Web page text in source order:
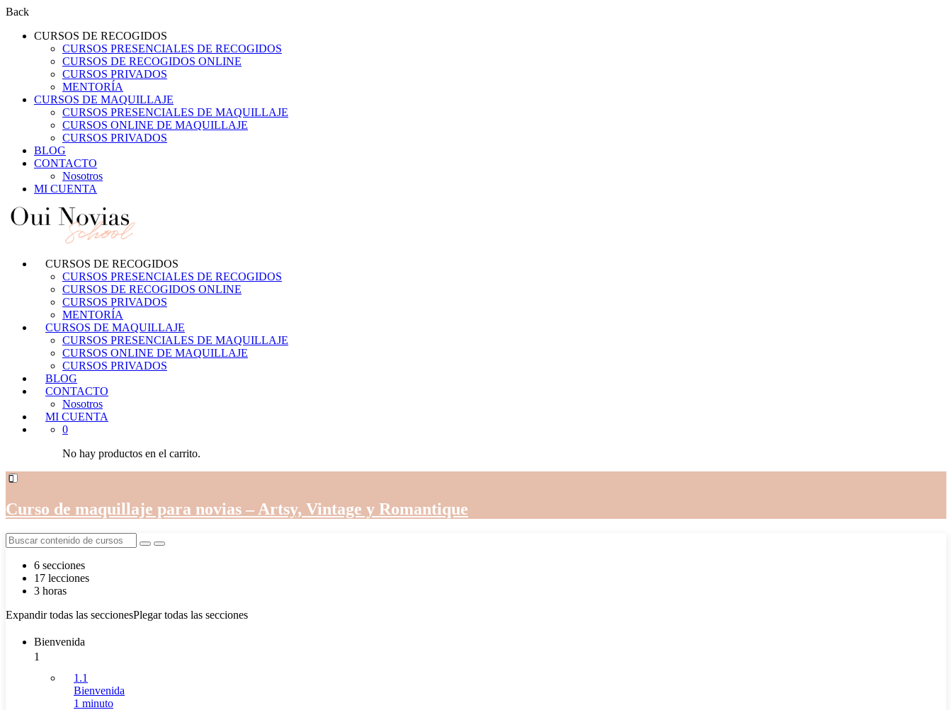
Back
CURSOS DE RECOGIDOS
CURSOS PRESENCIALES DE RECOGIDOS
CURSOS DE RECOGIDOS ONLINE
CURSOS PRIVADOS
MENTORÍA
CURSOS DE MAQUILLAJE
CURSOS PRESENCIALES DE MAQUILLAJE
CURSOS ONLINE DE MAQUILLAJE
CURSOS PRIVADOS
BLOG
CONTACTO
Nosotros
MI CUENTA
CURSOS DE RECOGIDOS
CURSOS PRESENCIALES DE RECOGIDOS
CURSOS DE RECOGIDOS ONLINE
CURSOS PRIVADOS
MENTORÍA
CURSOS DE MAQUILLAJE
CURSOS PRESENCIALES DE MAQUILLAJE
CURSOS ONLINE DE MAQUILLAJE
CURSOS PRIVADOS
BLOG
CONTACTO
Nosotros
MI CUENTA
0
No hay productos en el carrito.
Curso de maquillaje para novias – Artsy, Vintage y Romantique
6 secciones
17 lecciones
3 horas
Expandir todas las seccionesPlegar todas las secciones
Bienvenida
1
1.1
Bienvenida
1 minuto